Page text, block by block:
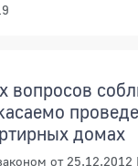
вопросов
домах
от